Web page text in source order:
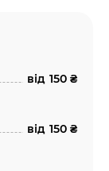
від 150 ₴
від 150 ₴